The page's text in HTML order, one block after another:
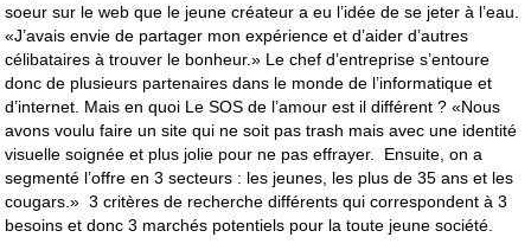
soeur sur le web que le jeune créateur a eu l’idée de se jeter à l’eau.
«J’avais envie de partager mon expérience et d’aider d’autres
célibataires à trouver le bonheur.» Le chef d’entreprise s’entoure
donc de plusieurs partenaires dans le monde de l’informatique et
d’internet. Mais en quoi Le SOS de l’amour est il différent ? «Nous
avons voulu faire un site qui ne soit pas trash mais avec une identité
visuelle soignée et plus jolie pour ne pas effrayer. Ensuite, on a
segmenté l’offre en 3 secteurs : les jeunes, les plus de 35 ans et les
cougars.» 3 critères de recherche différents qui correspondent à 3
besoins et donc 3 marchés potentiels pour la toute jeune société.